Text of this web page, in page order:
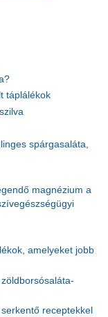
táplálékok
spárgasaláta,
magnézium a
amelyeket jobb
receptekkel